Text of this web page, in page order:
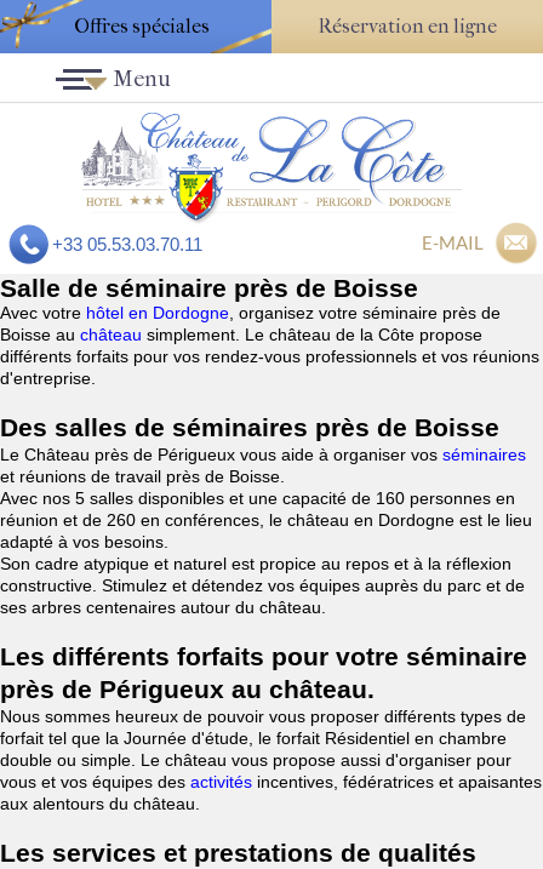
Offres spéciales Réservation en ligne
+33 05.53.03.70.11 E-MAIL
Menu
Salle de séminaire près de Boisse
Avec votre hôtel en Dordogne , organisez votre séminaire près de
Boisse au château simplement. Le château de la Côte propose
différents forfaits pour vos rendez-vous professionnels et vos réunions
d'entreprise.
Des salles de séminaires près de Boisse
Le Château près de Périgueux vous aide à organiser vos séminaires
et réunions de travail près de Boisse.
Avec nos 5 salles disponibles et une capacité de 160 personnes en
réunion et de 260 en conférences, le château en Dordogne est le lieu
adapté à vos besoins.
Son cadre atypique et naturel est propice au repos et à la réflexion
constructive. Stimulez et détendez vos équipes auprès du parc et de
ses arbres centenaires autour du château.
Les différents forfaits pour votre séminaire
près de Périgueux au château.
Nous sommes heureux de pouvoir vous proposer différents types de
forfait tel que la Journée d'étude, le forfait Résidentiel en chambre
double ou simple. Le château vous propose aussi d'organiser pour
vous et vos équipes des activités incentives, fédératrices et apaisantes
aux alentours du château.
Les services et prestations de qualités